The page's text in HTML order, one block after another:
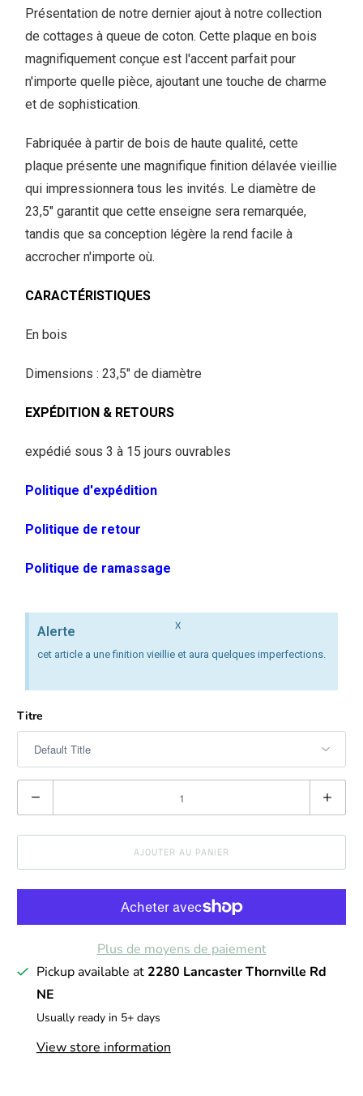
Présentation de notre dernier ajout à notre collection
de cottages à queue de coton. Cette plaque en bois
magnifiquement conçue est l'accent parfait pour
n'importe quelle pièce, ajoutant une touche de charme
et de sophistication.
Fabriquée à partir de bois de haute qualité, cette
plaque présente une magnifique finition délavée vieillie
qui impressionnera tous les invités. Le diamètre de
23,5" garantit que cette enseigne sera remarquée,
tandis que sa conception légère la rend facile à
accrocher n'importe où.
CARACTÉRISTIQUES
En bois
Dimensions : 23,5" de diamètre
EXPÉDITION & RETOURS
expédié sous 3 à 15 jours ouvrables
Politique d'expédition
Politique de retour
Politique de ramassage
Alerte
cet article a une finition vieillie et aura quelques imperfections.
X
Titre
u
a
t
AJOUTER AU PANIER
Plus de moyens de paiement
Pickup available at 2280 Lancaster Thornville Rd
NE
Usually ready in 5+ days
View store information